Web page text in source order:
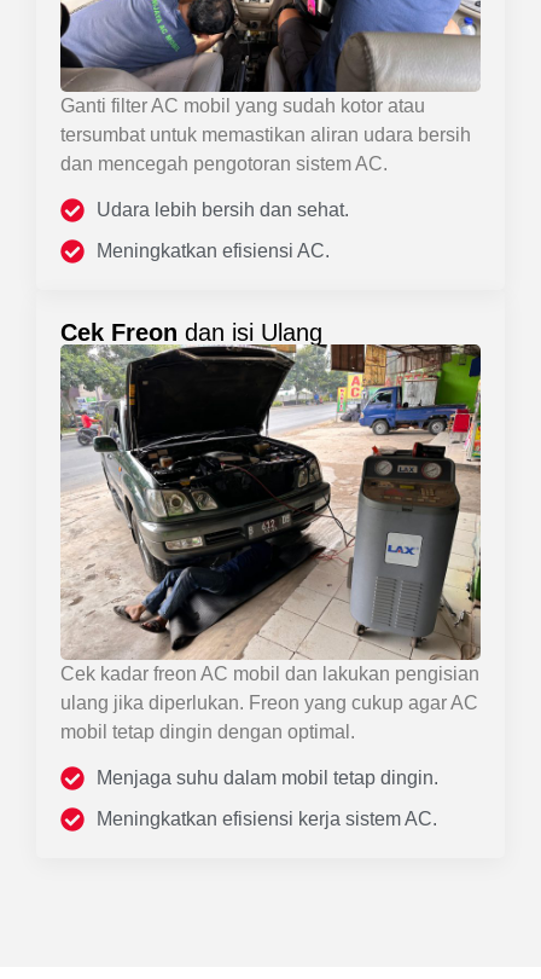
Ganti filter AC mobil yang sudah kotor atau
tersumbat untuk memastikan aliran udara bersih
dan mencegah pengotoran sistem AC.
Udara lebih bersih dan sehat.
Meningkatkan efisiensi AC.
Cek Freon dan isi Ulang
Cek kadar freon AC mobil dan lakukan pengisian
ulang jika diperlukan. Freon yang cukup agar AC
mobil tetap dingin dengan optimal.
Menjaga suhu dalam mobil tetap dingin.
Meningkatkan efisiensi kerja sistem AC.